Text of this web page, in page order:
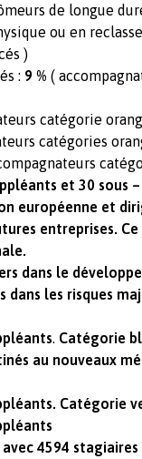
de longue
ou en
)
: 9 % (
catégorie
catégories
et 30 sous
européenne et
entreprises.
dans le
les risques
. Catégorie
au nouveaux
Catégorie
4594